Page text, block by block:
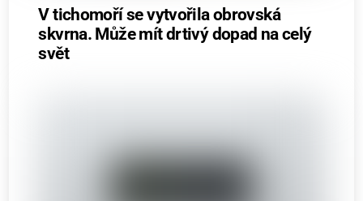
V tichomoří se vytvořila obrovská
skvrna. Může mít drtivý dopad na celý
svět